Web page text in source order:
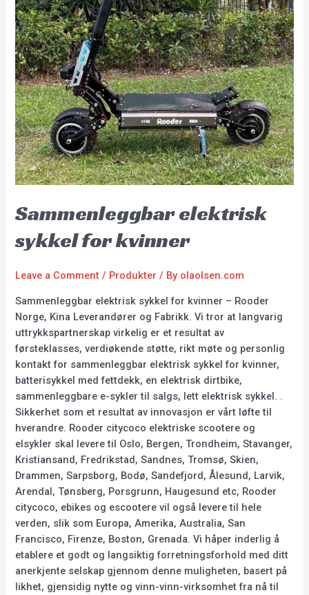
Sammenleggbar elektrisk
sykkel for kvinner
Leave a Comment / Produkter / By olaolsen.com
Sammenleggbar elektrisk sykkel for kvinner – Rooder
Norge, Kina Leverandører og Fabrikk. Vi tror at langvarig
uttrykkspartnerskap virkelig er et resultat av
førsteklasses, verdiøkende støtte, rikt møte og personlig
kontakt for sammenleggbar elektrisk sykkel for kvinner,
batterisykkel med fettdekk, en elektrisk dirtbike,
sammenleggbare e-sykler til salgs, lett elektrisk sykkel. .
Sikkerhet som et resultat av innovasjon er vårt løfte til
hverandre. Rooder citycoco elektriske scootere og
elsykler skal levere til Oslo, Bergen, Trondheim, Stavanger,
Kristiansand, Fredrikstad, Sandnes, Tromsø, Skien,
Drammen, Sarpsborg, Bodø, Sandefjord, Ålesund, Larvik,
Arendal, Tønsberg, Porsgrunn, Haugesund etc, Rooder
citycoco, ebikes og escootere vil også levere til hele
verden, slik som Europa, Amerika, Australia, San
Francisco, Firenze, Boston, Grenada. Vi håper inderlig å
etablere et godt og langsiktig forretningsforhold med ditt
anerkjente selskap gjennom denne muligheten, basert på
likhet, gjensidig nytte og vinn-vinn-virksomhet fra nå til